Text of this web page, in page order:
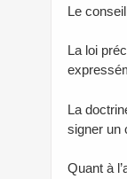
Le
La loi
La
signer un
Quant à